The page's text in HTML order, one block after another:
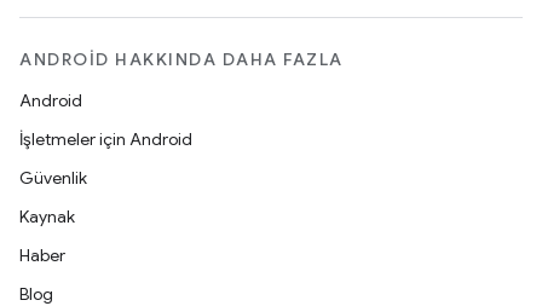
ANDROID HAKKINDA DAHA FAZLA
Android
İşletmeler için Android
Güvenlik
Kaynak
Haber
Blog